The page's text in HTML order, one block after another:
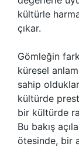
kültürle
çıkar.
Gömleğin
küresel
sahip
kültürde
bir kültürde
Bu bakış
ötesinde, bir